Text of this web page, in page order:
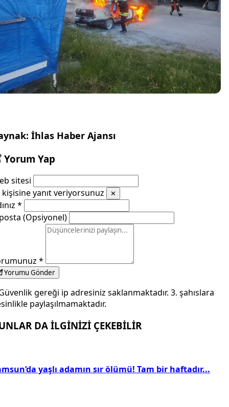
İhlas Haber Ajansı
Yorum Yap
sitesi
kişisine yanıt veriyorsunuz
✕
*
(Opsiyonel)
*
Yorumu Gönder
gereği ip adresiniz saklanmaktadır. 3. şahıslara
paylaşılmamaktadır.
DA İLGİNİZİ ÇEKEBİLİR
yaşlı adamın sır ölümü! Tam bir haftadır...